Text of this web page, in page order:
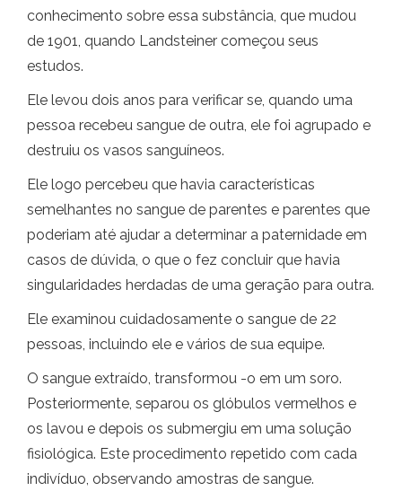
conhecimento sobre essa substância, que mudou
de 1901, quando Landsteiner começou seus
estudos.
Ele levou dois anos para verificar se, quando uma
pessoa recebeu sangue de outra, ele foi agrupado e
destruiu os vasos sanguíneos.
Ele logo percebeu que havia características
semelhantes no sangue de parentes e parentes que
poderiam até ajudar a determinar a paternidade em
casos de dúvida, o que o fez concluir que havia
singularidades herdadas de uma geração para outra.
Ele examinou cuidadosamente o sangue de 22
pessoas, incluindo ele e vários de sua equipe.
O sangue extraído, transformou -o em um soro.
Posteriormente, separou os glóbulos vermelhos e
os lavou e depois os submergiu em uma solução
fisiológica. Este procedimento repetido com cada
indivíduo, observando amostras de sangue.